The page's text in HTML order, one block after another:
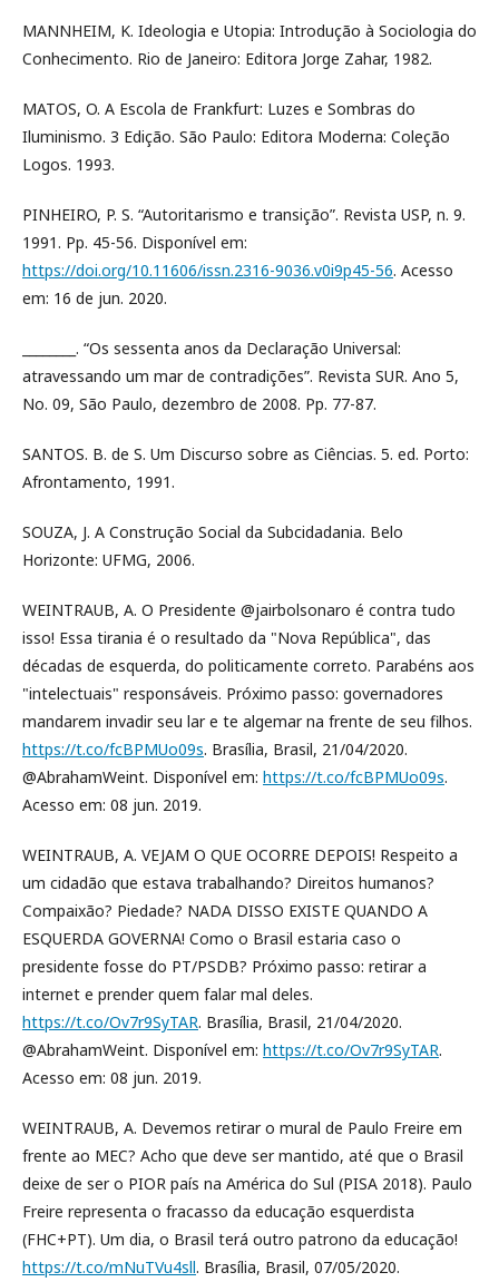
MANNHEIM, K. Ideologia e Utopia: Introdução à Sociologia do
Conhecimento. Rio de Janeiro: Editora Jorge Zahar, 1982.
MATOS, O. A Escola de Frankfurt: Luzes e Sombras do
Iluminismo. 3 Edição. São Paulo: Editora Moderna: Coleção
Logos. 1993.
PINHEIRO, P. S. “Autoritarismo e transição”. Revista USP, n. 9.
1991. Pp. 45-56. Disponível em:
https://doi.org/10.11606/issn.2316-9036.v0i9p45-56. Acesso
em: 16 de jun. 2020.
________. “Os sessenta anos da Declaração Universal:
atravessando um mar de contradições”. Revista SUR. Ano 5,
No. 09, São Paulo, dezembro de 2008. Pp. 77-87.
SANTOS. B. de S. Um Discurso sobre as Ciências. 5. ed. Porto:
Afrontamento, 1991.
SOUZA, J. A Construção Social da Subcidadania. Belo
Horizonte: UFMG, 2006.
WEINTRAUB, A. O Presidente @jairbolsonaro é contra tudo
isso! Essa tirania é o resultado da "Nova República", das
décadas de esquerda, do politicamente correto. Parabéns aos
"intelectuais" responsáveis. Próximo passo: governadores
mandarem invadir seu lar e te algemar na frente de seu filhos.
https://t.co/fcBPMUo09s. Brasília, Brasil, 21/04/2020.
@AbrahamWeint. Disponível em: https://t.co/fcBPMUo09s.
Acesso em: 08 jun. 2019.
WEINTRAUB, A. VEJAM O QUE OCORRE DEPOIS! Respeito a
um cidadão que estava trabalhando? Direitos humanos?
Compaixão? Piedade? NADA DISSO EXISTE QUANDO A
ESQUERDA GOVERNA! Como o Brasil estaria caso o
presidente fosse do PT/PSDB? Próximo passo: retirar a
internet e prender quem falar mal deles.
https://t.co/Ov7r9SyTAR. Brasília, Brasil, 21/04/2020.
@AbrahamWeint. Disponível em: https://t.co/Ov7r9SyTAR.
Acesso em: 08 jun. 2019.
WEINTRAUB, A. Devemos retirar o mural de Paulo Freire em
frente ao MEC? Acho que deve ser mantido, até que o Brasil
deixe de ser o PIOR país na América do Sul (PISA 2018). Paulo
Freire representa o fracasso da educação esquerdista
(FHC+PT). Um dia, o Brasil terá outro patrono da educação!
https://t.co/mNuTVu4sll. Brasília, Brasil, 07/05/2020.